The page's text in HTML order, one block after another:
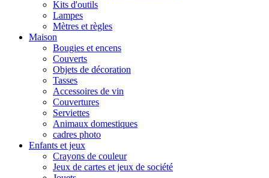
Kits d'outils
Lampes
Mètres et règles
Maison
Bougies et encens
Couverts
Objets de décoration
Tasses
Accessoires de vin
Couvertures
Serviettes
Animaux domestiques
cadres photo
Enfants et jeux
Crayons de couleur
Jeux de cartes et jeux de société